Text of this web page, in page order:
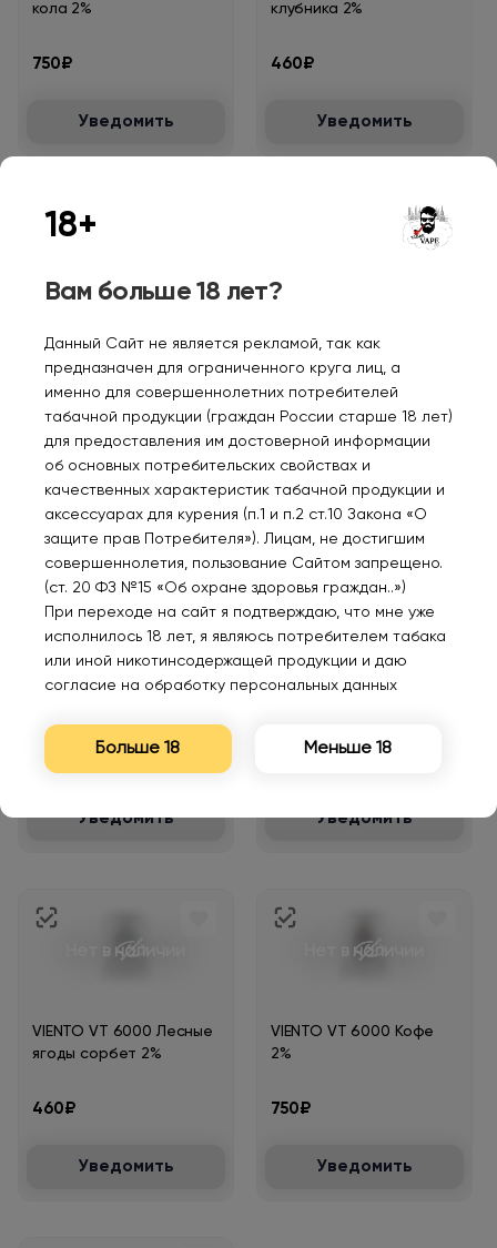
кола 2%
750₽
Уведомить
клубника 2%
460₽
Уведомить
VIENTO VT 6000
460₽
Уведомить
VIENTO VT 6000
750₽
Уведомить
VIENTO VT 6000 Ананас
460₽
Уведомить
VIENTO VT 6000
Уведомить
Нет в наличии
VIENTO VT 6000 Лесные
ягоды сорбет 2%
460₽
Уведомить
Нет в наличии
VIENTO VT 6000 Кофе
2%
750₽
Уведомить
18+
Вам больше 18 лет?
Данный Сайт не является рекламой, так как
предназначен для ограниченного круга лиц, а
именно для совершеннолетних потребителей
табачной продукции (граждан России старше 18 лет)
для предоставления им достоверной информации
об основных потребительских свойствах и
качественных характеристик табачной продукции и
аксессуарах для курения (п.1 и п.2 ст.10 Закона «О
защите прав Потребителя»). Лицам, не достигшим
совершеннолетия, пользование Сайтом запрещено.
(ст. 20 ФЗ №15 «Об охране здоровья граждан..»)
При переходе на сайт я подтверждаю, что мне уже
исполнилось 18 лет, я являюсь потребителем табака
или иной никотинсодержащей продукции и даю
согласие на обработку персональных данных
Больше 18 Меньше 18